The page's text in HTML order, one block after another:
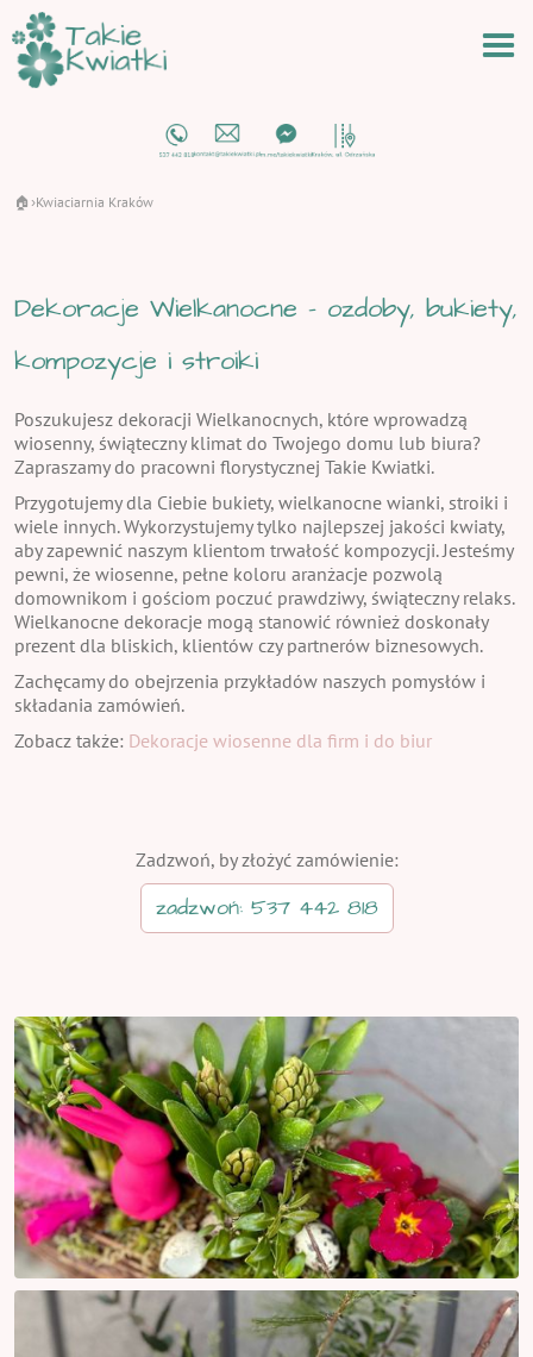
🏠 ›Kwiaciarnia Kraków
Dekoracje Wielkanocne - ozdoby, bukiety,
kompozycje i stroiki
Poszukujesz dekoracji Wielkanocnych, które wprowadzą
wiosenny, świąteczny klimat do Twojego domu lub biura?
Zapraszamy do pracowni florystycznej Takie Kwiatki.
Przygotujemy dla Ciebie bukiety, wielkanocne wianki, stroiki i
wiele innych. Wykorzystujemy tylko najlepszej jakości kwiaty,
aby zapewnić naszym klientom trwałość kompozycji. Jesteśmy
pewni, że wiosenne, pełne koloru aranżacje pozwolą
domownikom i gościom poczuć prawdziwy, świąteczny relaks.
Wielkanocne dekoracje mogą stanowić również doskonały
prezent dla bliskich, klientów czy partnerów biznesowych.
Zachęcamy do obejrzenia przykładów naszych pomysłów i
składania zamówień.
Zobacz także: Dekoracje wiosenne dla firm i do biur
Zadzwoń, by złożyć zamówienie:
zadzwoń: 537 442 818